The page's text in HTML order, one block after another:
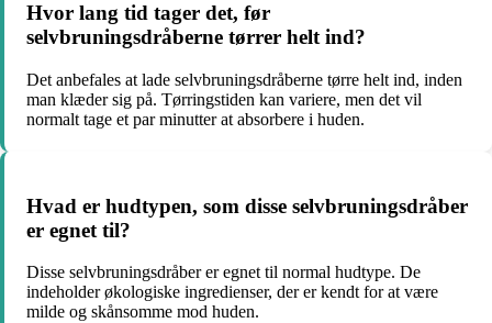
Hvor lang tid tager det, før
selvbruningsdråberne tørrer helt ind?
Det anbefales at lade selvbruningsdråberne tørre helt ind, inden
man klæder sig på. Tørringstiden kan variere, men det vil
normalt tage et par minutter at absorbere i huden.
Hvad er hudtypen, som disse selvbruningsdråber
er egnet til?
Disse selvbruningsdråber er egnet til normal hudtype. De
indeholder økologiske ingredienser, der er kendt for at være
milde og skånsomme mod huden.